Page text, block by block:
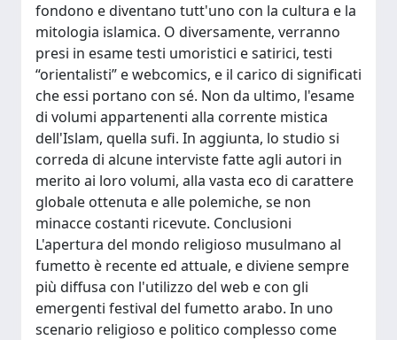
fondono e diventano tutt'uno con la cultura e la
mitologia islamica. O diversamente, verranno
presi in esame testi umoristici e satirici, testi
“orientalisti” e webcomics, e il carico di significati
che essi portano con sé. Non da ultimo, l'esame
di volumi appartenenti alla corrente mistica
dell'Islam, quella sufi. In aggiunta, lo studio si
correda di alcune interviste fatte agli autori in
merito ai loro volumi, alla vasta eco di carattere
globale ottenuta e alle polemiche, se non
minacce costanti ricevute. Conclusioni
L'apertura del mondo religioso musulmano al
fumetto è recente ed attuale, e diviene sempre
più diffusa con l'utilizzo del web e con gli
emergenti festival del fumetto arabo. In uno
scenario religioso e politico complesso come